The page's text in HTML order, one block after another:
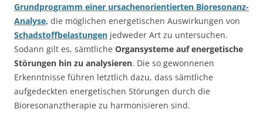
Grundprogramm einer ursachenorientierten Bioresonanz-
Analyse, die möglichen energetischen Auswirkungen von
Schadstoffbelastungen jedweder Art zu untersuchen.
Sodann gilt es, sämtliche Organsysteme auf energetische
Störungen hin zu analysieren. Die so gewonnenen
Erkenntnisse führen letztlich dazu, dass sämtliche
aufgedeckten energetischen Störungen durch die
Bioresonanztherapie zu harmonisieren sind.